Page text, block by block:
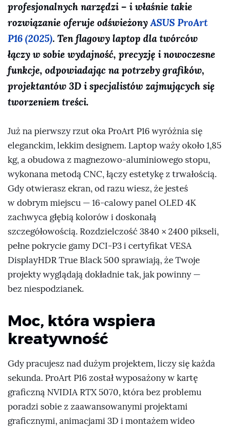
profesjonalnych narzędzi – i właśnie takie
rozwiązanie oferuje odświeżonyASUS ProArt
P16 (2025). Ten flagowy laptop dla twórców
łączy w sobie wydajność, precyzję i nowoczesne
funkcje, odpowiadając na potrzeby grafików,
projektantów 3D i specjalistów zajmujących się
tworzeniem treści.
Już na pierwszy rzut oka ProArt P16 wyróżnia się
eleganckim, lekkim designem. Laptop waży około 1,85
kg, a obudowa z magnezowo-aluminiowego stopu,
wykonana metodą CNC, łączy estetykę z trwałością.
Gdy otwierasz ekran, od razu wiesz, że jesteś
w dobrym miejscu — 16-calowy panel OLED 4K
zachwyca głębią kolorów i doskonałą
szczegółowością. Rozdzielczość 3840 × 2400 pikseli,
pełne pokrycie gamy DCI-P3 i certyfikat VESA
DisplayHDR True Black 500 sprawiają, że Twoje
projekty wyglądają dokładnie tak, jak powinny —
bez niespodzianek.
Moc, która wspiera
kreatywność
Gdy pracujesz nad dużym projektem, liczy się każda
sekunda. ProArt P16 został wyposażony w kartę
graficzną NVIDIA RTX 5070, która bez problemu
poradzi sobie z zaawansowanymi projektami
graficznymi, animacjami 3D i montażem wideo